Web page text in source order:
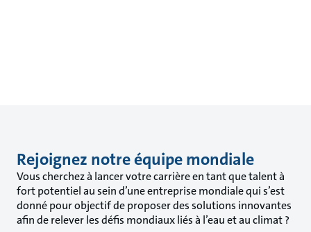
Rejoignez notre équipe mondiale
Vous cherchez à lancer votre carrière en tant que talent à
fort potentiel au sein d’une entreprise mondiale qui s’est
donné pour objectif de proposer des solutions innovantes
afin de relever les défis mondiaux liés à l’eau et au climat ?